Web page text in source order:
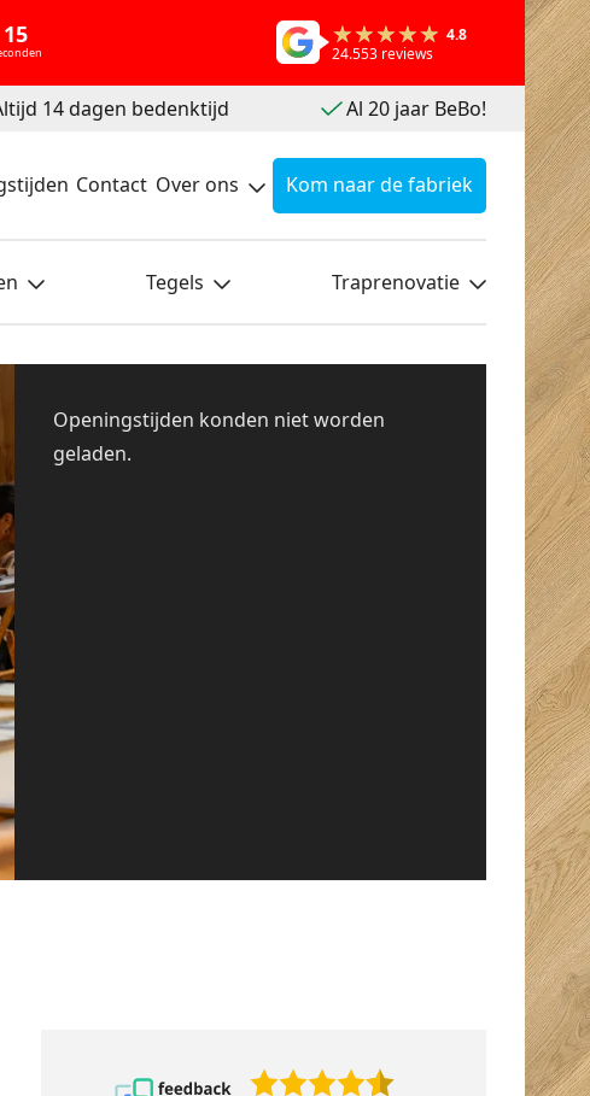
12
4.8
24.553 reviews
14 dagen bedenktijd Al 20 jaar BeBo!
Contact Over ons Kom naar de fabriek
Tegels Traprenovatie
Openingstijden konden niet worden
geladen.